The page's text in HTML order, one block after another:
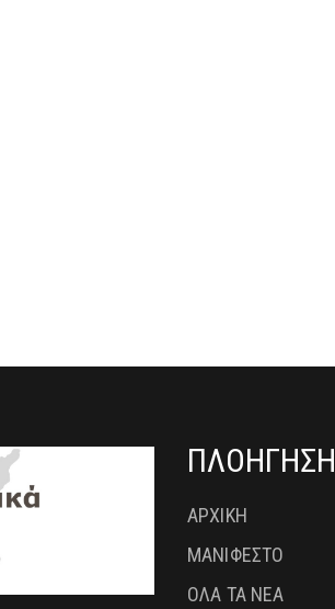
ΠΛΟΗΓΗΣΗ
ΑΡΧΙΚΗ
ΜΑΝΙΦΕΣΤΟ
ΟΛΑ ΤΑ ΝΕΑ